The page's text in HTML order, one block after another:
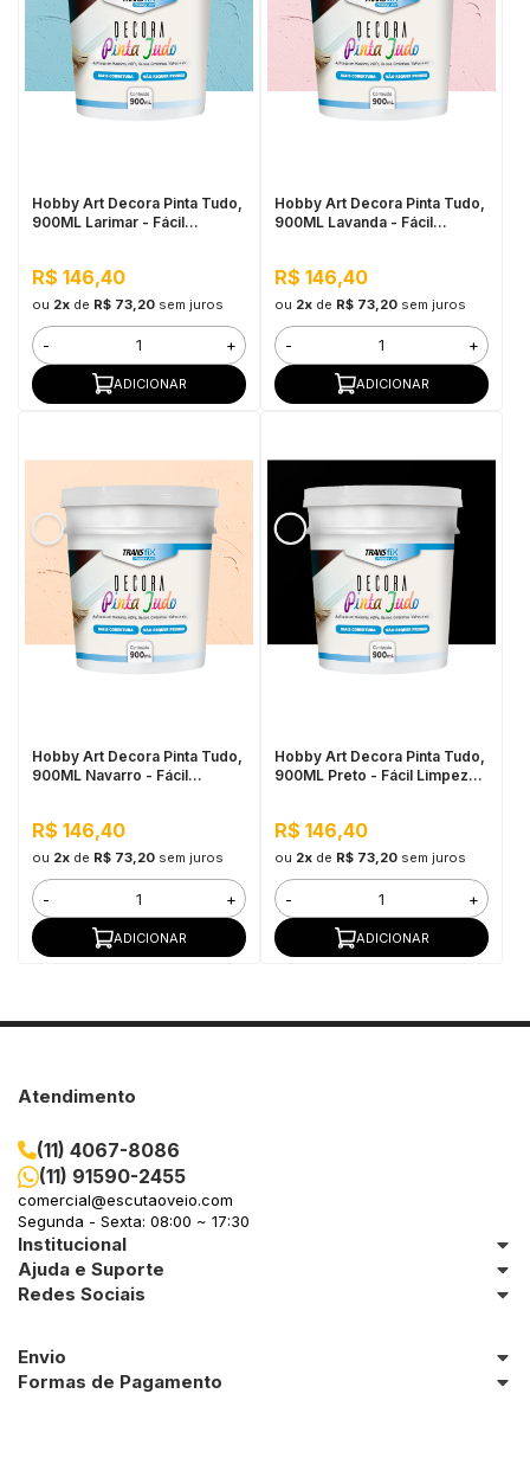
Hobby Art Decora Pinta Tudo,
900ML Larimar - Fácil
R$ 146,40
ou 2xde R$ 73,20 sem juros
- +
ADICIONAR
Hobby Art Decora Pinta Tudo,
900ML Lavanda - Fácil
R$ 146,40
ou 2xde R$ 73,20 sem juros
- +
ADICIONAR
Hobby Art Decora Pinta Tudo,
900ML Navarro - Fácil
R$ 146,40
ou 2xde R$ 73,20 sem juros
- +
ADICIONAR
Hobby Art Decora Pinta Tudo,
900ML Preto - Fácil Limpeza,
R$ 146,40
ou 2xde R$ 73,20 sem juros
- +
ADICIONAR
Atendimento
(11) 4067-8086
(11) 91590-2455
comercial@escutaoveio.com
Segunda - Sexta: 08:00 ~ 17:30
Institucional
Ajuda e Suporte
Redes Sociais
Envio
Formas de Pagamento